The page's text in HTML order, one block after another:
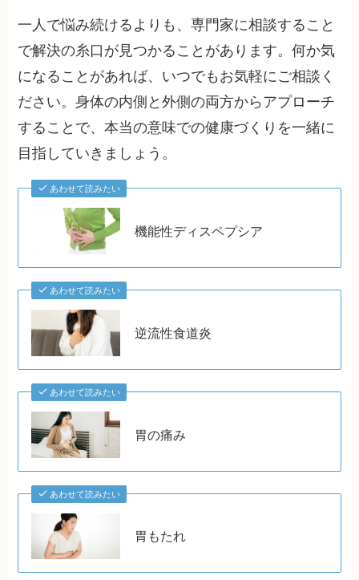
一人で悩み続けるよりも、専門家に相談すること
で解決の糸口が見つかることがあります。何か気
になることがあれば、いつでもお気軽にご相談く
ださい。身体の内側と外側の両方からアプローチ
することで、本当の意味での健康づくりを一緒に
目指していきましょう。
あわせて読みたい
機能性ディスペプシア
あわせて読みたい
逆流性食道炎
あわせて読みたい
胃の痛み
あわせて読みたい
胃もたれ